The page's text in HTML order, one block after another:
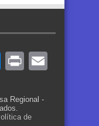
Messenger
Print
Regional -
de